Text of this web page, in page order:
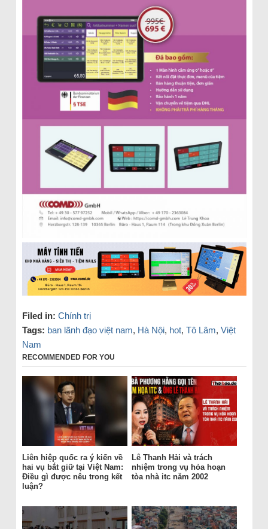
Filed in: Chính trị
Tags: ban lãnh đạo việt nam, Hà Nội, hot, Tô Lâm, Việt
Nam
RECOMMENDED FOR YOU
Liên hiệp quốc ra ý kiến về
hai vụ bắt giữ tại Việt Nam:
Điều gì được nêu trong kết
luận?
Lê Thanh Hải và trách
nhiệm trong vụ hỏa hoạn
tòa nhà itc năm 2002